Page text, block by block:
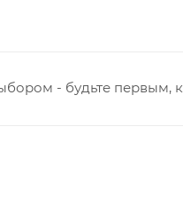
- будьте первым,